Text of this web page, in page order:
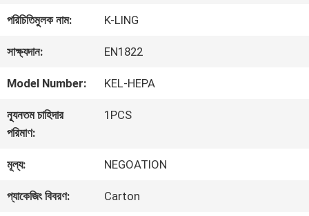
সম্বন্ধে
কারখানা
পরিদর্শন
নিয়ন্ত্রণ
পরিচিতিমুলক নাম: K-LING
সাক্ষ্যদান: EN1822
Model Number: KEL-HEPA
ন্যূনতম চাহিদার
পরিমাণ:
1PCS
মূল্য: NEGOATION
প্যাকেজিং বিবরণ: Carton